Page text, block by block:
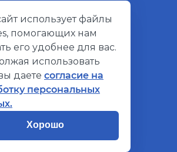
адрес
компас, 2026
конфиденциальности
использует файлы
помогающих нам
его удобнее для вас.
использовать
даете согласие на
персональных
Хорошо